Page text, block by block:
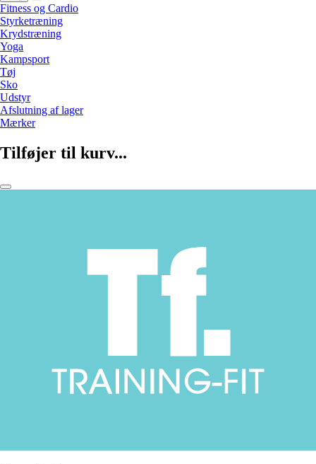
Fitness og Cardio
Styrketræning
Krydstræning
Yoga
Kampsport
Tøj
Sko
Udstyr
Afslutning af lager
Mærker
Tilføjer til kurv...